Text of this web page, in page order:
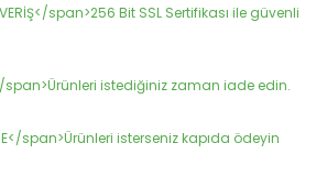
eksik bilgiler bulunuyor.
sitelerden daha pahalı.